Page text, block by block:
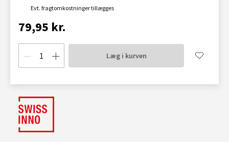
Evt. fragtomkostninger tillægges
79,95 kr.
Læg i kurven